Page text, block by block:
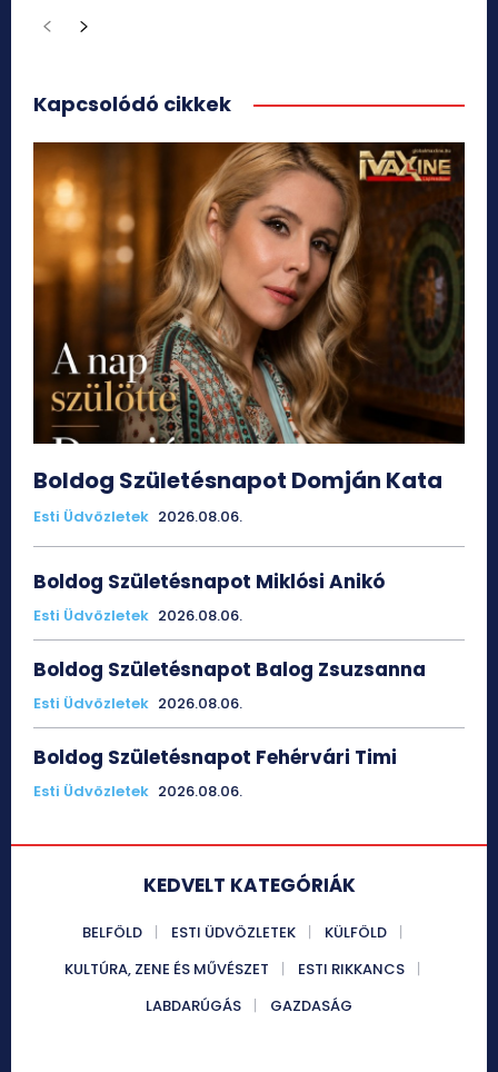
Kapcsolódó cikkek
Boldog Születésnapot Domján Kata
Esti Üdvözletek 2026.08.06.
Boldog Születésnapot Miklósi Anikó
Esti Üdvözletek 2026.08.06.
Boldog Születésnapot Balog Zsuzsanna
Esti Üdvözletek 2026.08.06.
Boldog Születésnapot Fehérvári Timi
Esti Üdvözletek 2026.08.06.
KEDVELT KATEGÓRIÁK
BELFÖLD ESTI ÜDVÖZLETEK
KÜLFÖLD
KULTÚRA, ZENE ÉS MŰVÉSZET
ESTI RIKKANCS
LABDARÚGÁS
GAZDASÁG